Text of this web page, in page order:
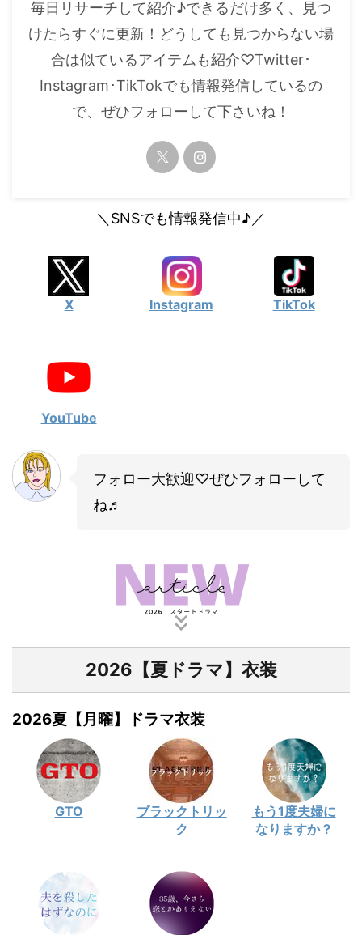
毎日リサーチして紹介♪できるだけ多く、見つ
けたらすぐに更新！どうしても見つからない場
合は似ているアイテムも紹介♡Twitter･
Instagram･TikTokでも情報発信しているの
で、ぜひフォローして下さいね！
＼SNSでも情報発信中♪／
X Instagram TikTok
YouTube
フォロー大歓迎♡ぜひフォローして
ね♬
2026【夏ドラマ】衣装
2026夏【月曜】ドラマ衣装
GTO
ブラックトリッ
ク
もう1度夫婦に
なりますか？